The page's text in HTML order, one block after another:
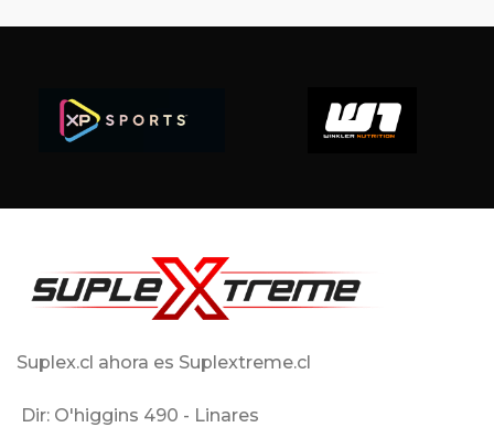
Suplex.cl ahora es Suplextreme.cl
Dir: O'higgins 490 - Linares